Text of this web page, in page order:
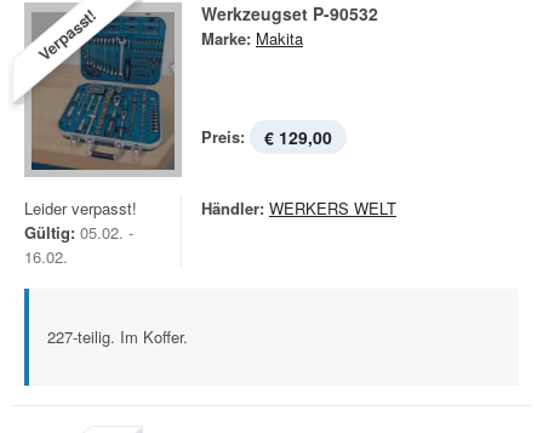
Verpasst! Werkzeugset P-90532
Marke: Makita
Preis: € 129,00
Leider verpasst!
Gültig: 05.02. -
16.02.
Händler: WERKERS WELT
227-teilig. Im Koffer.